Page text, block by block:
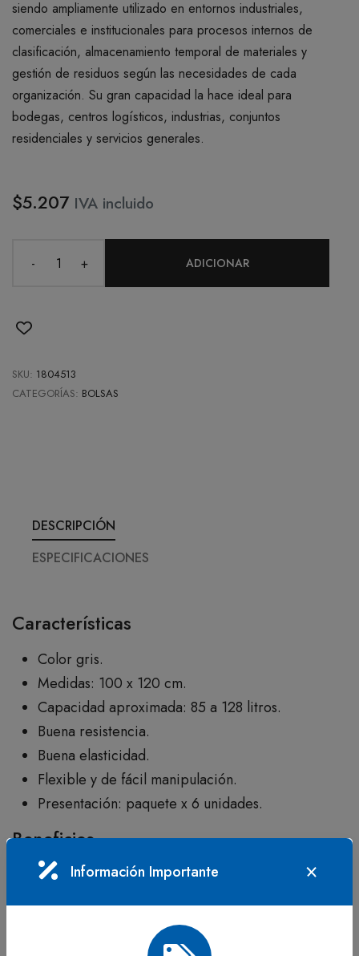
siendo ampliamente utilizado en entornos industriales,
comerciales e institucionales para procesos internos de
clasificación, almacenamiento temporal de materiales y
gestión de residuos según las necesidades de cada
organización. Su gran capacidad la hace ideal para
bodegas, centros logísticos, industrias, conjuntos
residenciales y servicios generales.
$5.207 IVA incluido
- + ADICIONAR
SKU: 1804513
CATEGORÍAS: BOLSAS
DESCRIPCIÓN
ESPECIFICACIONES
Características
Color gris.
Medidas: 100 x 120 cm.
Capacidad aproximada: 85 a 128 litros.
Buena resistencia.
Buena elasticidad.
Flexible y de fácil manipulación.
Presentación: paquete x 6 unidades.
Beneficios
Facilita la clasificación interna de materiales y
Adecuada para residuos de gran volumen.
Resistente para aplicaciones industriales e
Información Importante